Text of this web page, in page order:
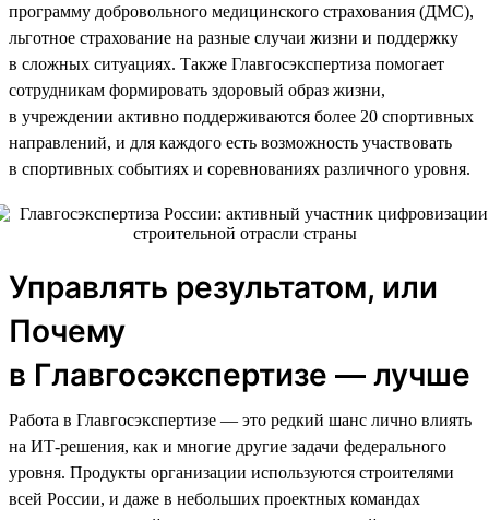
программу добровольного медицинского страхования (ДМС),
льготное страхование на разные случаи жизни и поддержку
в сложных ситуациях. Также Главгосэкспертиза помогает
сотрудникам формировать здоровый образ жизни,
в учреждении активно поддерживаются более 20 спортивных
направлений, и для каждого есть возможность участвовать
в спортивных событиях и соревнованиях различного уровня.
Управлять результатом, или
Почему
в Главгосэкспертизе — лучше
Работа в Главгосэкспертизе — это редкий шанс лично влиять
на ИТ-решения, как и многие другие задачи федерального
уровня. Продукты организации используются строителями
всей России, и даже в небольших проектных командах